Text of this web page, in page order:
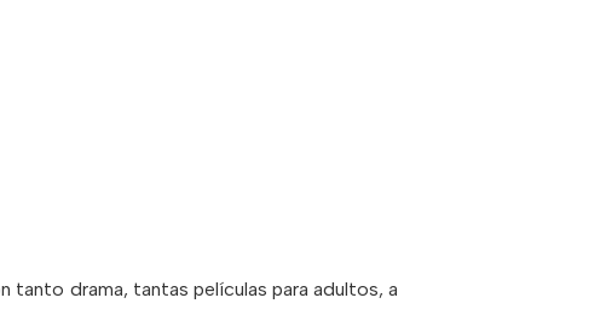
tanto drama, tantas películas para adultos, a